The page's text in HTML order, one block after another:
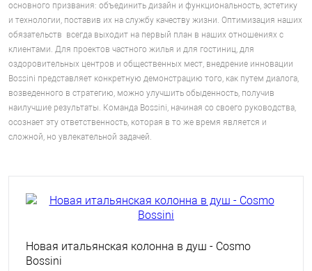
основного призвания: объединить дизайн и функциональность, эстетику
и технологии, поставив их на службу качеству жизни. Оптимизация наших
обязательств всегда выходит на первый план в наших отношениях с
клиентами. Для проектов частного жилья и для гостиниц, для
оздоровительных центров и общественных мест, внедрение инновации
Bossini представляет конкретную демонстрацию того, как путем диалога,
возведенного в стратегию, можно улучшить обыденность, получив
наилучшие результаты. Команда Bossini, начиная со своего руководства,
осознает эту ответственность, которая в то же время является и
сложной, но увлекательной задачей.
Новая итальянская колонна в душ - Cosmo
Bossini